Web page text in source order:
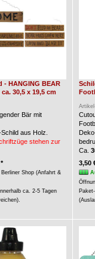
- HANGING BEAR
30,5 x 19,5 cm
Bär mit
aus Holz.
stehen zur
Shop (Anfahrt &
ca. 2-5 Tagen
Ca.
3,50